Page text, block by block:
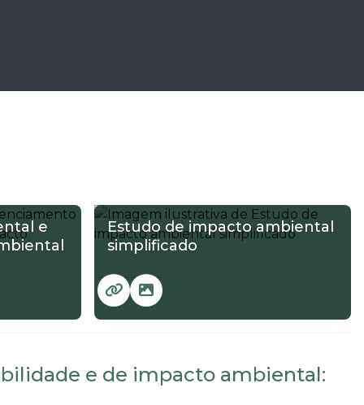
e
Estudo de impacto ambiental
simplificado
e de impacto ambiental: